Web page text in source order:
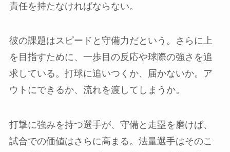
責任を持たなければならない。
彼の課題はスピードと守備力だという。さらに上
を目指すために、一歩目の反応や球際の強さを追
求している。打球に追いつくか、届かないか。ア
ウトにできるか、流れを渡してしまうか。
打撃に強みを持つ選手が、守備と走塁を磨けば、
試合での価値はさらに高まる。法量選手はそのこ